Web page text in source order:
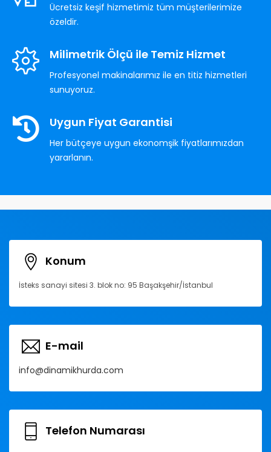
Ücretsiz keşif hizmetimiz tüm müşterilerimize
özeldir.
Milimetrik Ölçü ile Temiz Hizmet
Profesyonel makinalarımız ile en titiz hizmetleri
sunuyoruz.
Uygun Fiyat Garantisi
Her bütçeye uygun ekonomşik fiyatlarımızdan
yararlanın.
Konum
İsteks sanayi sitesi 3. blok no: 95 Başakşehir/İstanbul
E-mail
info@dinamikhurda.com
Telefon Numarası